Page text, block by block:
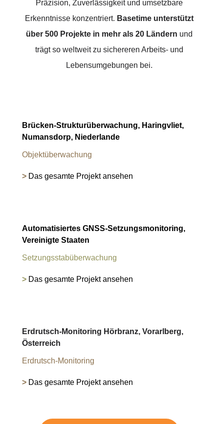
Präzision, Zuverlässigkeit und umsetzbare
Erkenntnisse konzentriert. Basetime unterstützt
über500 Projekte in mehr als20 Ländern und
trägt so weltweit zu sichereren Arbeits- und
Lebensumgebungen bei.
Brücken-Strukturüberwachung, Haringvliet,
Numansdorp, Niederlande
Objektüberwachung
> Das gesamte Projekt ansehen
Automatisiertes GNSS-Setzungsmonitoring,
Vereinigte Staaten
Setzungsstabüberwachung
> Das gesamte Projekt ansehen
Erdrutsch-Monitoring Hörbranz, Vorarlberg,
Österreich
Erdrutsch-Monitoring
> Das gesamte Projekt ansehen